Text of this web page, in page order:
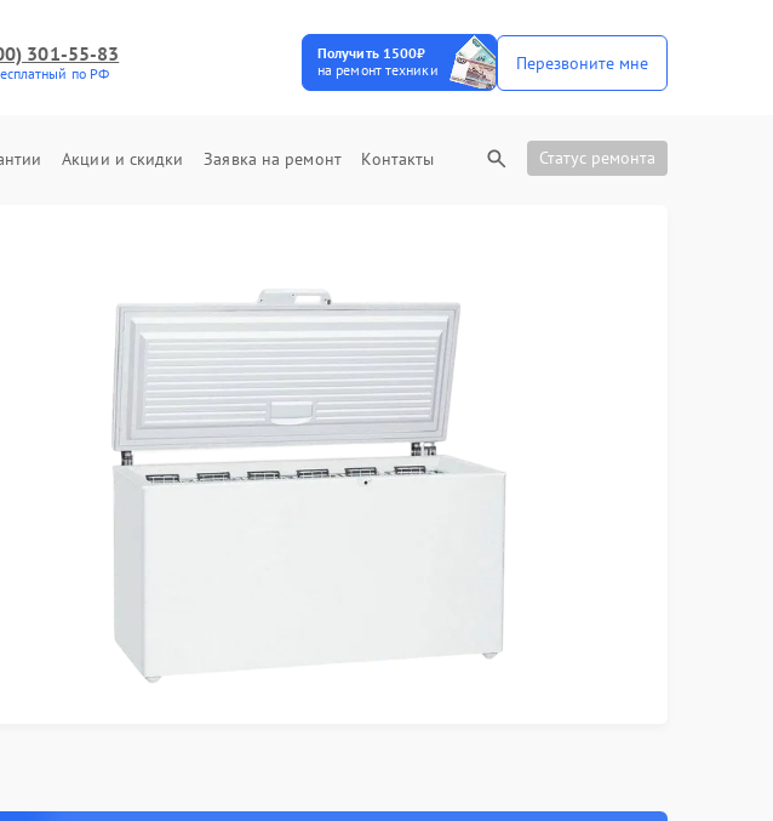
301-55-83
по РФ
Получить 1500₽
на ремонт техники
Перезвоните мне
Акции и скидки Заявка на ремонт Контакты Статус ремонта